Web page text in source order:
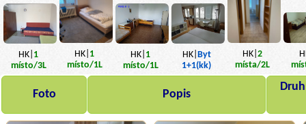
HK| 1
místo/3L
HK| 1
místo/1L
HK| 1
místo/1L
HK|
Byt
1+1(kk)
HK| 2
místa/2L
Foto Popis